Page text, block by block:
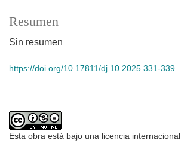
Resumen
Sin resumen
https://doi.org/10.17811/dj.10.2025.331-339
Esta obra está bajo una licencia internacional